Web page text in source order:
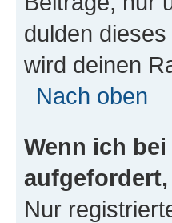
dulden
wird deinen
Nach oben
Wenn ich
Nur